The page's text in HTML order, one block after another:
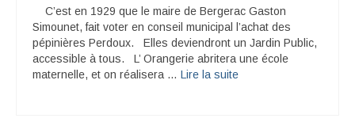
C’est en 1929 que le maire de Bergerac Gaston
Simounet, fait voter en conseil municipal l’achat des
pépinières Perdoux. Elles deviendront un Jardin Public,
accessible à tous. L’ Orangerie abritera une école
maternelle, et on réalisera … Lire la suite­­